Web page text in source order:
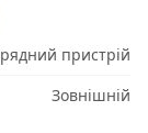
пристрій
Зовнішній